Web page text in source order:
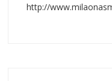
http://